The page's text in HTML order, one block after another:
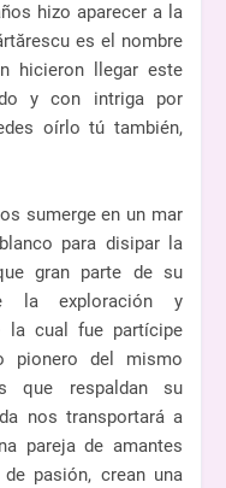
hizo aparecer a la
es el nombre
hicieron llegar este
y con intriga por
oírlo tú también,
sumerge en un mar
para disipar la
gran parte de su
la exploración y
la cual fue partícipe
pionero del mismo
que respaldan su
nos transportará a
pareja de amantes
pasión, crean una